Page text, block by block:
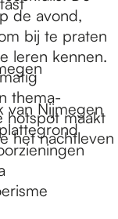
van Nijmegen
de avond,
bij te praten
leren kennen.
thema-
hotspot maakt
het nachtleven